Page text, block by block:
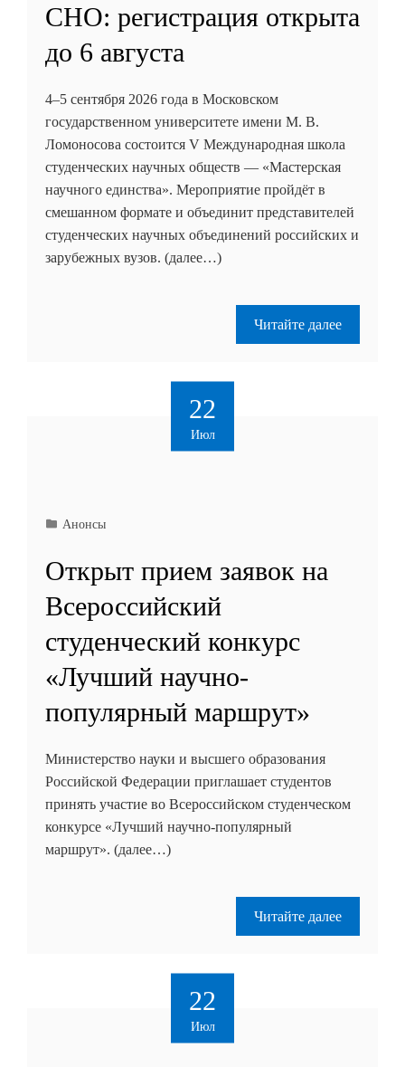
СНО: регистрация открыта
до 6 августа
4–5 сентября 2026 года в Московском
государственном университете имени М. В.
Ломоносова состоится V Международная школа
студенческих научных обществ — «Мастерская
научного единства». Мероприятие пройдёт в
смешанном формате и объединит представителей
студенческих научных объединений российских и
зарубежных вузов. (далее…)
Читайте далее
22
Июл
Анонсы
Открыт прием заявок на
Всероссийский
студенческий конкурс
«Лучший научно-
популярный маршрут»
Министерство науки и высшего образования
Российской Федерации приглашает студентов
принять участие во Всероссийском студенческом
конкурсе «Лучший научно-популярный
маршрут». (далее…)
Читайте далее
22
Июл